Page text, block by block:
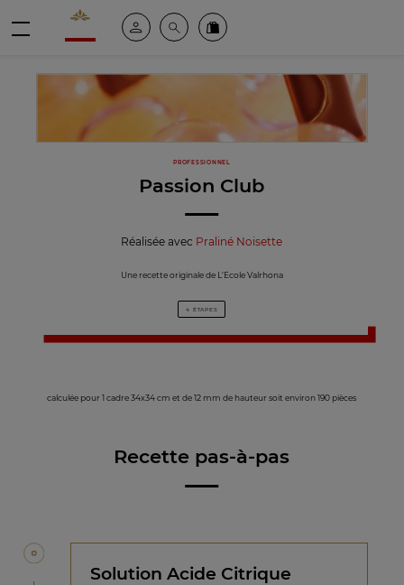
Valrhona - Imaginons le meilleur du chocolat
Espace clientRechercheCommandez en ligne
PROFESSIONNEL
Passion Club
Réalisée avec Praliné Noisette
Une recette originale de L’Ecole Valrhona
4 ÉTAPES
calculée pour 1 cadre 34x34 cm et de 12 mm de hauteur soit environ 190 pièces
Recette pas-à-pas
Solution Acide Citrique